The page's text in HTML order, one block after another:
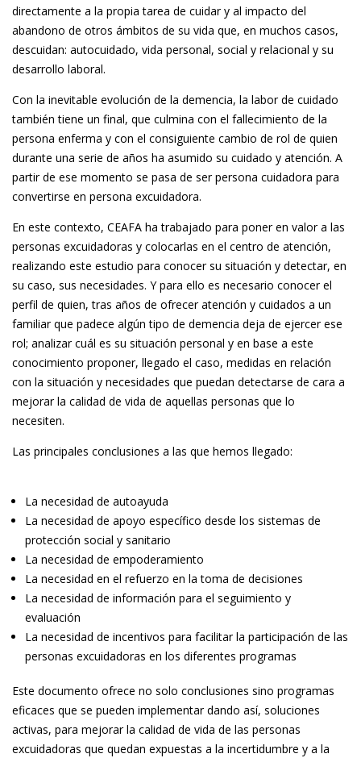
directamente a la propia tarea de cuidar y al impacto del
abandono de otros ámbitos de su vida que, en muchos casos,
descuidan: autocuidado, vida personal, social y relacional y su
desarrollo laboral.
Con la inevitable evolución de la demencia, la labor de cuidado
también tiene un final, que culmina con el fallecimiento de la
persona enferma y con el consiguiente cambio de rol de quien
durante una serie de años ha asumido su cuidado y atención. A
partir de ese momento se pasa de ser persona cuidadora para
convertirse en persona excuidadora.
En este contexto, CEAFA ha trabajado para poner en valor a las
personas excuidadoras y colocarlas en el centro de atención,
realizando este estudio para conocer su situación y detectar, en
su caso, sus necesidades. Y para ello es necesario conocer el
perfil de quien, tras años de ofrecer atención y cuidados a un
familiar que padece algún tipo de demencia deja de ejercer ese
rol; analizar cuál es su situación personal y en base a este
conocimiento proponer, llegado el caso, medidas en relación
con la situación y necesidades que puedan detectarse de cara a
mejorar la calidad de vida de aquellas personas que lo
necesiten.
Las principales conclusiones a las que hemos llegado:
La necesidad de autoayuda
La necesidad de apoyo específico desde los sistemas de
protección social y sanitario
La necesidad de empoderamiento
La necesidad en el refuerzo en la toma de decisiones
La necesidad de información para el seguimiento y
evaluación
La necesidad de incentivos para facilitar la participación de las
personas excuidadoras en los diferentes programas
Este documento ofrece no solo conclusiones sino programas
eficaces que se pueden implementar dando así, soluciones
activas, para mejorar la calidad de vida de las personas
excuidadoras que quedan expuestas a la incertidumbre y a la